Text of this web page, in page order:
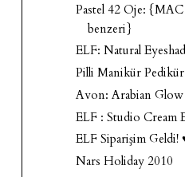
Pastel 42 Oje:
benzeri}
ELF: Natural
Pilli Manikür Pedikür
Avon: Arabian Glow
ELF : Studio Cream
ELF Siparişim Geldi!
Nars Holiday 2010